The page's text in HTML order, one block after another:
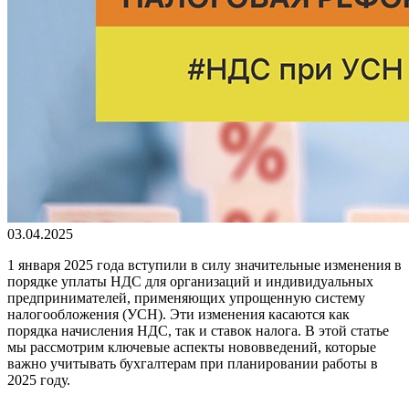
03.04.2025
1 января 2025 года вступили в силу значительные изменения в
порядке уплаты НДС для организаций и индивидуальных
предпринимателей, применяющих упрощенную систему
налогообложения (УСН). Эти изменения касаются как
порядка начисления НДС, так и ставок налога. В этой статье
мы рассмотрим ключевые аспекты нововведений, которые
важно учитывать бухгалтерам при планировании работы в
2025 году.